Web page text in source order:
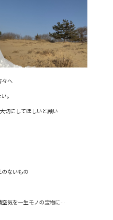
々へ
。
切にしてほしいと願い
ないもの
空気を一生モノの宝物に…